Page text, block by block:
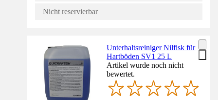
Nicht reservierbar
Unterhaltsreiniger Nilfisk für
Hartböden SV1 25 L
Artikel wurde noch nicht
bewertet.